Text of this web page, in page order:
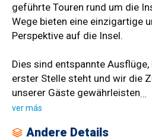
geführte Touren rund um die
Wege bieten eine einzigartige
Perspektive auf die Insel.
Dies sind entspannte
erster Stelle steht und wir die
unserer Gäste gewährleisten…
ver más
Andere Details